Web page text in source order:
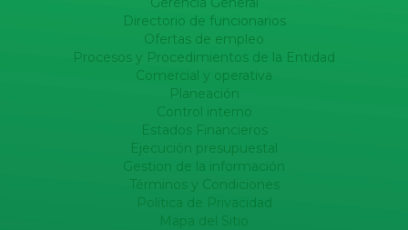
Directorio de funcionarios
Ofertas de empleo
Procesos y Procedimientos de la Entidad
Comercial y operativa
Planeación
Control interno
Estados Financieros
Ejecución presupuestal
Gestion de la información
Términos y Condiciones
Política de Privacidad
Mapa del Sitio